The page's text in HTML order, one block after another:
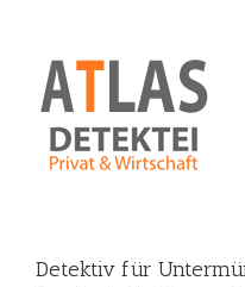
content
Detektiv für